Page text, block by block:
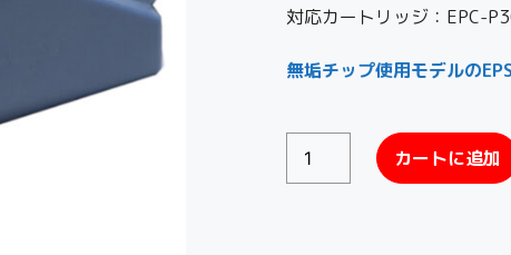
対応カートリッジ：EPC-
無垢チップ使用モデルの
カートに追加